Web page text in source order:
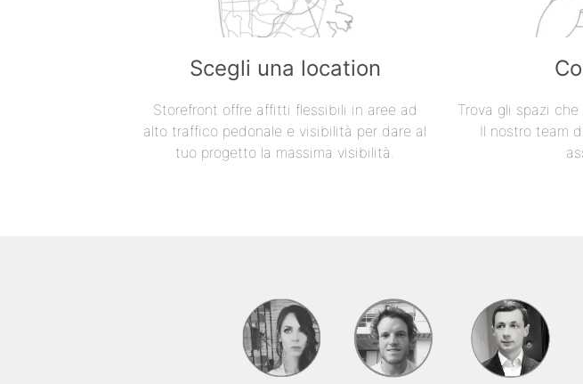
Scegli una location
Storefront offre affitti flessibili in aree ad
alto traffico pedonale e visibilità per dare al
tuo progetto la massima visibilità.
Trova gli spazi
Il nostro team